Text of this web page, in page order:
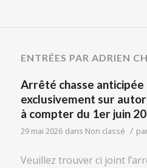
ENTRÉES PAR ADRIEN
Arrêté chasse anticipée
exclusivement sur
à compter du 1er juin
29 mai 2026 dans Non classé /
Veuillez trouver ci joint